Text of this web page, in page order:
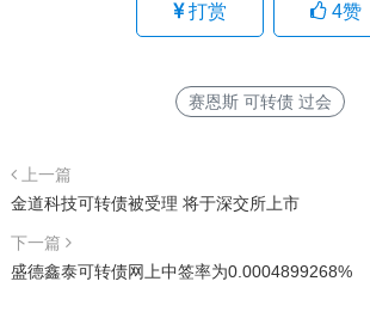
打赏 4赞
赛恩斯 可转债 过会
上一篇
金道科技可转债被受理 将于深交所上市
下一篇
盛德鑫泰可转债网上中签率为0.0004899268%